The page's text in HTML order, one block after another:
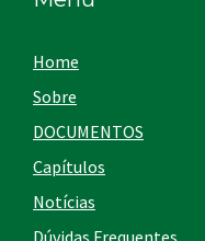
Home
Sobre
DOCUMENTOS
Capítulos
Notícias
Dúvidas Frequentes